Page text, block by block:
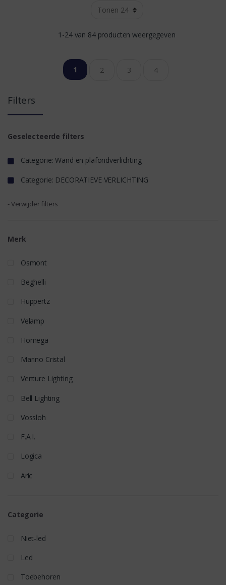
1-24 van 84 producten weergegeven
1 2 3 4
Filters
Geselecteerde filters
Categorie: Wand en plafondverlichting
Categorie: DECORATIEVE VERLICHTING
- Verwijder filters
Merk
Osmont
Beghelli
Huppertz
Velamp
Homega
Marino Cristal
Venture Lighting
Bell Lighting
Vossloh
F.A.I.
Logica
Aric
Categorie
Niet-led
Led
Toebehoren